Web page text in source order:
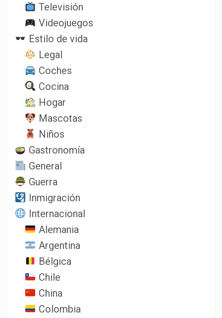
Televisión
Videojuegos
Estilo de vida
Legal
Coches
Cocina
Hogar
Mascotas
Niños
Gastronomía
General
Guerra
Inmigración
Internacional
Alemania
Argentina
Bélgica
Chile
China
Colombia